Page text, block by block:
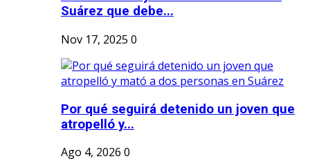
Suárez que debe...
Nov 17, 2025 0
Por qué seguirá detenido un joven que
atropelló y...
Ago 4, 2026 0